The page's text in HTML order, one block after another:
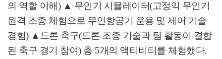
의 역할 이해) ▲ 무인기 시뮬레이터(고정익 무인기
원격 조종 체험으로 무인항공기 운용 및 제어 기술
경험) ▲ 드론 축구(드론 조종 기술과 팀 활동이 결합
된 축구 경기 참여) 총 5개의 액티비티를 체험했다.